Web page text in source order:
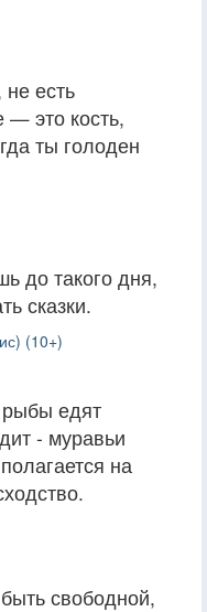
есть
это кость,
ты голоден
до такого дня,
сказки.
(10+)
рыбы едят
- муравьи
на
свободной,